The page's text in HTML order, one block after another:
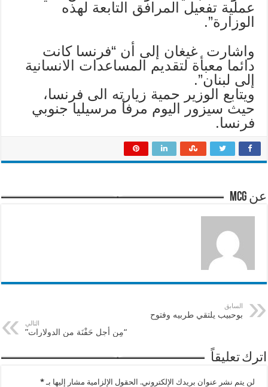
عملية تفعيل المرافق التابعة لهذه
الوزارة”.
واشارت غيغان إلى أن “فرنسا كانت
دائما معبأة لتقديم المساعدات الانسانية
إلى لبنان”.
ويتابع الوزير حمية زيارته الى فرنسا،
حيث سيزور اليوم مرفأ مرسيليا جنوبي
فرنسا.
عن mcg
السابق
بوحبيب يلتقي طربيه وفتوح
التالي
“مِن أجل حَفْنَة من الدولارات”
اترك تعليقاً
لن يتم نشر عنوان بريدك الإلكتروني. الحقول الإلزامية مشار إليها بـ*